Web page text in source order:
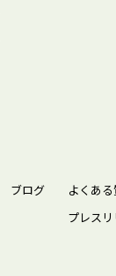
ブログ
よくあ
プレス